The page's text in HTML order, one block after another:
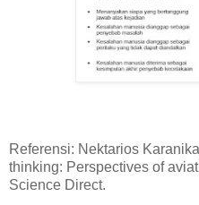
Referensi: Nektarios
thinking: Perspectives of
Science Direct.